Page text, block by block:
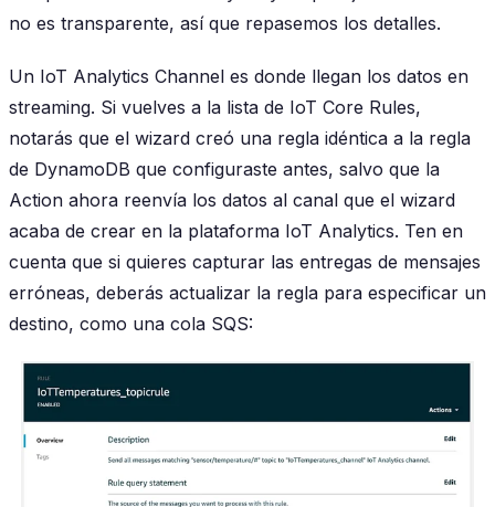
no es transparente, así que repasemos los detalles.
Un IoT Analytics Channel es donde llegan los datos en
streaming. Si vuelves a la lista de IoT Core Rules,
notarás que el wizard creó una regla idéntica a la regla
de DynamoDB que configuraste antes, salvo que la
Action ahora reenvía los datos al canal que el wizard
acaba de crear en la plataforma IoT Analytics. Ten en
cuenta que si quieres capturar las entregas de mensajes
erróneas, deberás actualizar la regla para especificar un
destino, como una cola SQS: